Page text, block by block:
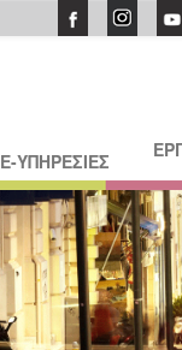
E-ΥΠΗΡΕΣΙΕΣ